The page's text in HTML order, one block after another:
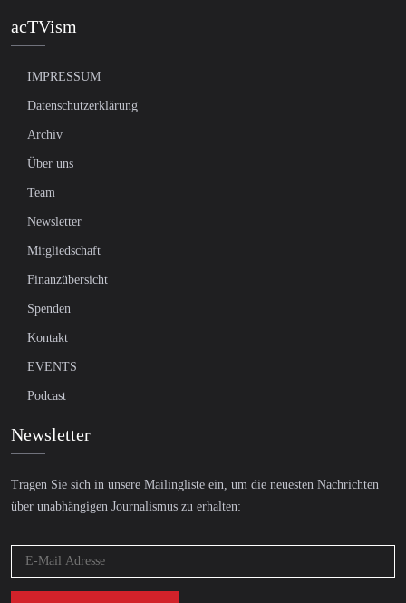
acTVism
IMPRESSUM
Datenschutzerklärung
Archiv
Über uns
Team
Newsletter
Mitgliedschaft
Finanzübersicht
Spenden
Kontakt
EVENTS
Podcast
Newsletter
Tragen Sie sich in unsere Mailingliste ein, um die neuesten Nachrichten
über unabhängigen Journalismus zu erhalten: